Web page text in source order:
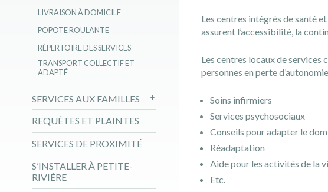
LIVRAISON À DOMICILE
POPOTE ROULANTE
RÉPERTOIRE DES SERVICES
TRANSPORT COLLECTIF ET
ADAPTÉ
SERVICES AUX FAMILLES
REQUÊTES ET PLAINTES
SERVICES DE PROXIMITÉ
S’INSTALLER À PETITE-
RIVIÈRE
Les centres intégrés de santé
assurent l’accessibilité, la
Les centres locaux de services
personnes en perte
Soins infirmiers
Services psychosociaux
Conseils pour adapter le
Réadaptation
Aide pour les activités de la
Etc.